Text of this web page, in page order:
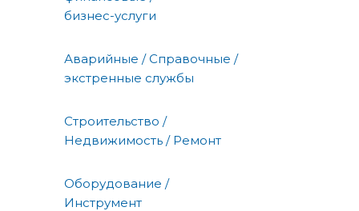
бизнес-услуги
Аварийные / Справочные /
экстренные службы
Строительство /
Недвижимость / Ремонт
Оборудование /
Инструмент